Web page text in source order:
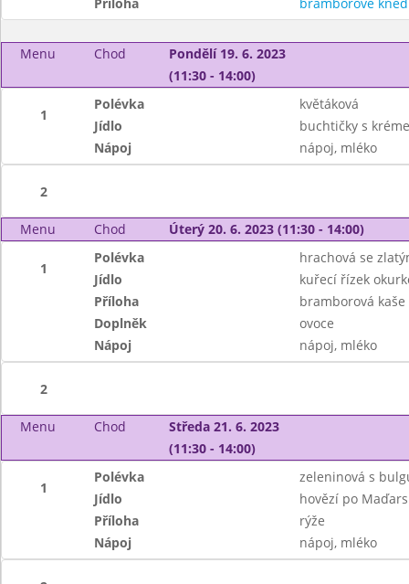
Menu Chod
Pondělí 19. 6. 2023
(11:30 - 14:00)
1
Polévka
květáková
Jídlo
buchtičky s
Nápoj
nápoj, mléko
2
Menu Chod Úterý 20. 6. 2023 (11:30 - 14:00)
1
Polévka
hrachová se
Jídlo
kuřecí řízek
Příloha
bramborová kaše
Doplněk
ovoce
Nápoj
nápoj, mléko
2
Menu Chod
Středa 21. 6. 2023
(11:30 - 14:00)
1
Polévka
zeleninová s
Jídlo
hovězí po
Příloha
rýže
Nápoj
nápoj, mléko